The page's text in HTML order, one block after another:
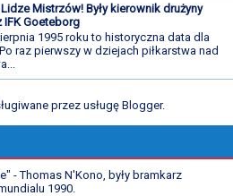
Mistrzów! Były kierownik drużyny
Goeteborg
1995 roku to historyczna data dla
raz pierwszy w dziejach piłkarstwa nad
przez usługę Blogger.
- Thomas N'Kono, były bramkarz
1990.